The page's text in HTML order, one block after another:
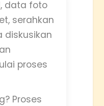
data foto
serahkan
diskusikan
proses
Proses